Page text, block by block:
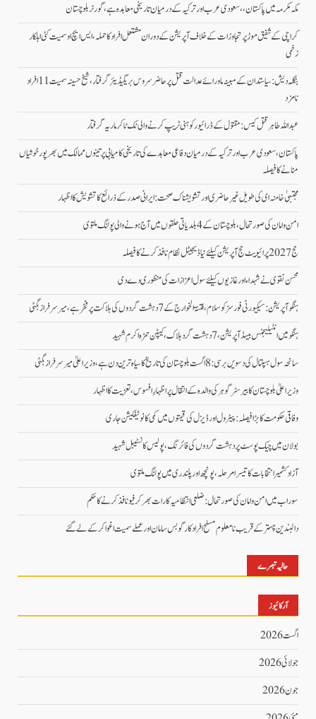
مکہ مکرمہ میں پاکستان،، سعودی عرب اور ترکیہ کے درمیان تاریخی معاہدہ ہے، گورنر بلوچستان
کراچی کے شفیق موڑ پر تجاوزات کے خلاف آپریشن کے دوران مشتعل افراد کا حملہ، ایس ایچ او سمیت کئی اہلکار
زخمی
بنگلہ دیش: سیاستدان کے مبینہ ماورائے عدالت قتل پر حاضر سروس بریگیڈیئر گرفتار، شیخ حسینہ سمیت 11 افراد
نامزد
عبداللہ طاہر قتل کیس: مقتول کے ڈرائیور کو ہنی ٹریپ کرنے والی ٹک ٹاکر ماریہ گرفتار
پاکستان، سعودی عرب اور ترکیہ کے درمیان دفاعی معاہدے کی تاریخی کامیابی پرتینوں ممالک میں بھرپورخوشیاں
منانے کا فیصلہ
مجتبیٰ خامنہ ای کی طویل غیرحاضری اور تشویشناک صحت: ایرانی صدر کے ذرائع کا تشویش کا اظہار
امن وامان کی صورتحال،بلوچستان کے 4 بلدیاتی حلقوں میں آج ہونے والی پولنگ ملتوی
حج 2027 پرائیویٹ حج آپریشن کیلئے نیا ڈیجیٹل نظام نافذ کرنے کا فیصلہ
محسن نقوی نے شہداء اور غازیوں کیلئے سول اعزازات کی منظوری دے دی
ہنگو آپریشن: سیکیورٹی فورسز کو سلام، فتنۃ الخوارج کے 7 دہشت گردوں کی ہلاکت پر فخر ہے، میر سرفراز بگٹی
ہنگو میں انٹیلیجنس بیسڈ آپریشن، 7 دہشت گرد ہلاک، کیپٹن حمزہ اکرم شہید
سانحہ سول ہسپتال کی دسویں برسی: 8 اگست بلوچستان کی تاریخ کا سیاہ ترین دن ہے، وزیر اعلیٰ میر سرفراز بگٹی
وزیر اعلیٰ بلوچستان کا بیرسٹر گوہر کی والدہ کے انتقال پر اظہارِ افسوس، تعزیت کا اظہار
وفاقی حکومت کا بڑا فیصلہ: پیٹرول اور ڈیزل کی قیمتوں میں کمی کا نوٹیفکیشن جاری
بولان میں چیک پوسٹ پر دہشت گردوں کی فائرنگ، پولیس کانسٹیبل شہید
آزاد کشمیر انتخابات کا تیسرا مرحلہ، پونچھ اور پلندری میں پولنگ ملتوی
سوراب میں امن و امان کی صورتحال: ضلعی انتظامیہ کا رات بھر کرفیو نافذ کرنے کا حکم
دالبندین چہتر کے قریب نامعلوم مسلح افراد کارگو بس سامان اور عملے سمیت اغوا کر کے لے گئے
حالیہ تبصرے
آرکائیوز
اگست 2026
جولائی 2026
جون 2026